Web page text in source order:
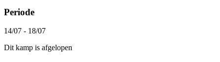
Periode
14/07 - 18/07
Dit kamp is afgelopen